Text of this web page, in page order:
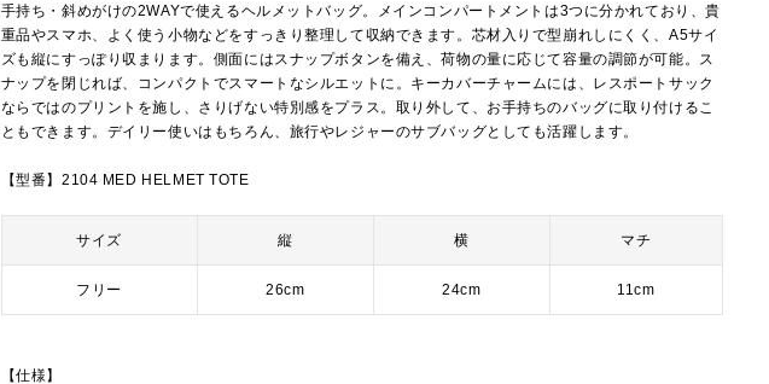
手持ち・斜めがけの2WAYで使えるヘルメットバッグ。メインコンパートメントは3つに分かれており、貴
重品やスマホ、よく使う小物などをすっきり整理して収納できます。芯材入りで型崩れしにくく、A5サイ
ズも縦にすっぽり収まります。側面にはスナップボタンを備え、荷物の量に応じて容量の調節が可能。ス
ナップを閉じれば、コンパクトでスマートなシルエットに。キーカバーチャームには、レスポートサック
ならではのプリントを施し、さりげない特別感をプラス。取り外して、お手持ちのバッグに取り付けるこ
ともできます。デイリー使いはもちろん、旅行やレジャーのサブバッグとしても活躍します。
【型番】2104 MED HELMET TOTE
サイズ 縦 横 マチ
フリー 26cm 24cm 11cm
【仕様】